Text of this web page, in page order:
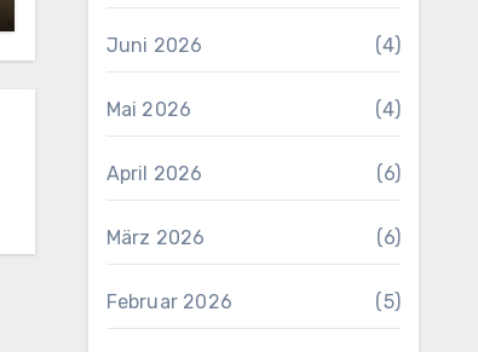
Juni 2026 (4)
Mai 2026 (4)
April 2026 (6)
März 2026 (6)
Februar 2026 (5)